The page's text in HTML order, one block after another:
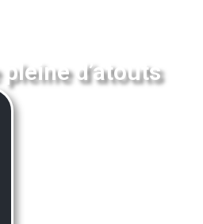
d’atouts